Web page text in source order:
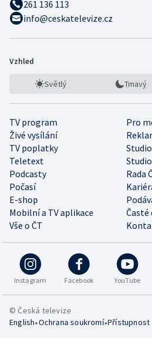
261 136 113
info@ceskatelevize.cz
Vzhled
Světlý Tmavý
TV program
Pro
Živé vysílání
TV poplatky
Teletext
Podcasty
Rada
Počasí
E-shop
Mobilní a TV aplikace
Časté
Vše o ČT
Instagram Facebook YouTube
© Česká televize
English•Ochrana soukromí•Přístupnost